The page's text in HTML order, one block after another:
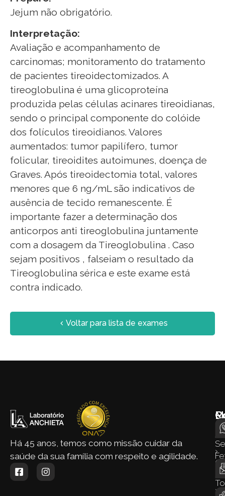
Jejum não obrigatório.
Interpretação:
Avaliação e acompanhamento de
carcinomas; monitoramento do tratamento
de pacientes tireoidectomizados. A
tireoglobulina é uma glicoproteína
produzida pelas células acinares tireoidianas,
sendo o principal componente do colóide
dos folículos tireoidianos. Valores
aumentados: tumor papilífero, tumor
folicular, tireoidites autoimunes, doença de
Graves. Após tireoidectomia total, valores
menores que 6 ng/mL são indicativos de
ausência de tecido remanescente. É
importante fazer a determinação dos
anticorpos anti tireoglobulina juntamente
com a dosagem da Tireoglobulina . Caso
sejam positivos , falseiam o resultado da
Tireoglobulina sérica e este exame está
contra indicado.
Voltar para lista de exames
Há 45 anos, temos como missão cuidar da
saúde da sua família com respeito e agilidade.
›
›
›